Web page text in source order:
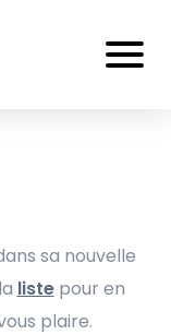
sa nouvelle
listepour en
plaire.